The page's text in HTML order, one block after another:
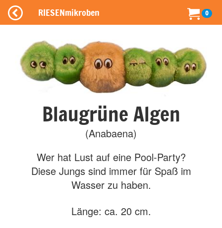
RIESENmikroben 0
Blaugrüne Algen
(Anabaena)
Wer hat Lust auf eine Pool-Party?
Diese Jungs sind immer für Spaß im
Wasser zu haben.
Länge: ca. 20 cm.